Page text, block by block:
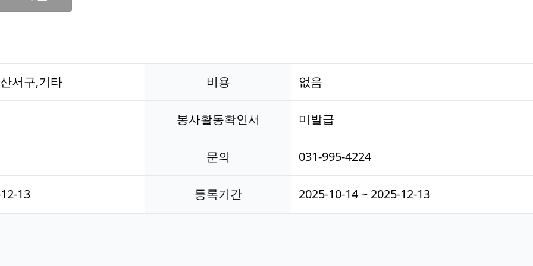
서구,기타 비용 없음
봉사활동확인서 미발급
문의 031-995-4224
13 등록기간 2025-10-14 ~ 2025-12-13